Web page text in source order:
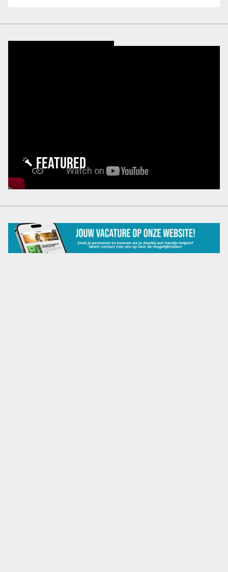
FEATURED